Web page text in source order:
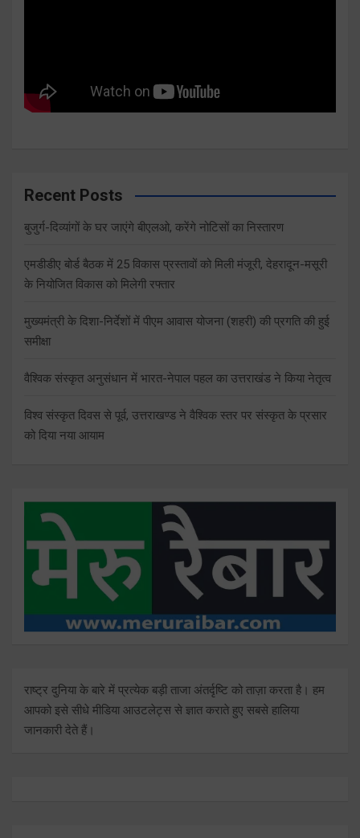
Recent Posts
बुजुर्ग-दिव्यांगों के घर जाएंगे बीएलओ, करेंगे नोटिसों का निस्तारण
एमडीडीए बोर्ड बैठक में 25 विकास प्रस्तावों को मिली मंजूरी, देहरादून-मसूरी
के नियोजित विकास को मिलेगी रफ्तार
मुख्यमंत्री के दिशा-निर्देशों में पीएम आवास योजना (शहरी) की प्रगति की हुई
समीक्षा
वैश्विक संस्कृत अनुसंधान में भारत-नेपाल पहल का उत्तराखंड ने किया नेतृत्व
विश्व संस्कृत दिवस से पूर्व, उत्तराखण्ड ने वैश्विक स्तर पर संस्कृत के प्रसार
को दिया नया आयाम
राष्ट्र दुनिया के बारे में प्रत्येक बड़ी ताजा अंतर्दृष्टि को ताज़ा करता है। हम
आपको इसे सीधे मीडिया आउटलेट्स से ज्ञात कराते हुए सबसे हालिया
जानकारी देते हैं।